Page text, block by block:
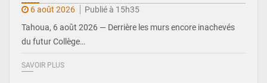
6 août 2026
Publié à 15h35
Tahoua, 6 août 2026 — Derrière les murs encore inachevés
du futur Collège…
SAVOIR PLUS